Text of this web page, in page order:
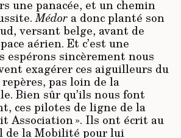
une panacée, et un chemin
Médor a donc planté son
versant belge, avant de
aérien. Et c’est une
espérons sincèrement nous
exagérer ces aiguilleurs du
pas loin de la
Bien sûr qu’ils nous font
ces pilotes de ligne de la
Association ». Ils ont écrit au
de la Mobilité pour lui